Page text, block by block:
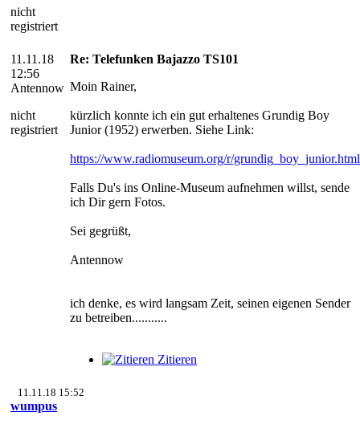
nicht
registriert
11.11.18
12:56
Antennow
nicht
registriert
Re: Telefunken Bajazzo TS101
Moin Rainer,
kürzlich konnte ich ein gut erhaltenes Grundig Boy
Junior (1952) erwerben. Siehe Link:
https://www.radiomuseum.org/r/grundig_boy_junior.html
Falls Du's ins Online-Museum aufnehmen willst, sende
ich Dir gern Fotos.
Sei gegrüßt,
Antennow
ich denke, es wird langsam Zeit, seinen eigenen Sender
zu betreiben...........
Zitieren
11.11.18 15:52
wumpus